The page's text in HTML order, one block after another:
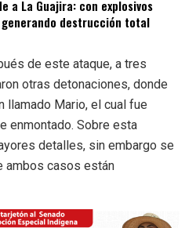
a La Guajira: con explosivos
destrucción total
de este ataque, a tres
otras detonaciones, donde
llamado Mario, el cual fue
enmontado. Sobre esta
detalles, sin embargo se
ambos casos están